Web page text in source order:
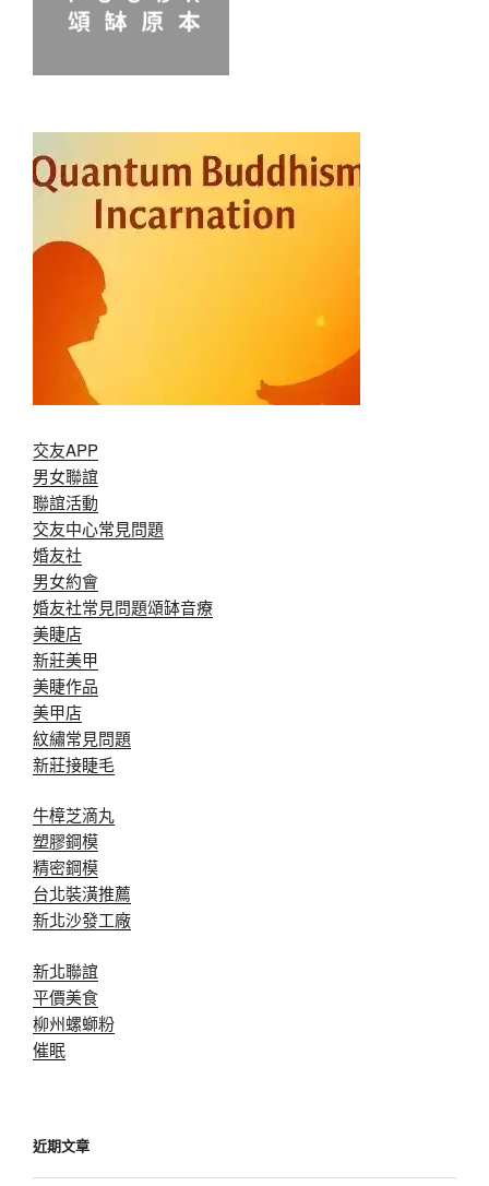
交友APP
男女聯誼
聯誼活動
交友中心常見問題
婚友社
男女約會
婚友社常見問題頌缽音療
美睫店
新莊美甲
美睫作品
美甲店
紋繡常見問題
新莊接睫毛
牛樟芝滴丸
塑膠鋼模
精密鋼模
台北裝潢推薦
新北沙發工廠
新北聯誼
平價美食
柳州螺螄粉
催眠
近期文章